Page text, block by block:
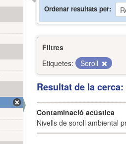
Ordenar resultats per
Filtres
Etiquetes:
Soroll
Resultat de la
Contaminació acústica
Nivells de soroll ambiental